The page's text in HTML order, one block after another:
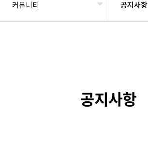
커뮤니티 공지사항
공지사항